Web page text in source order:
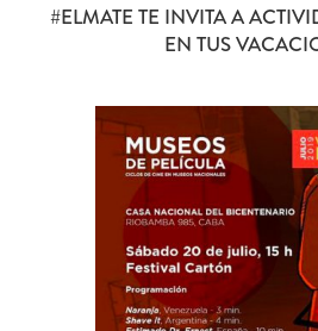
#ELMATE TE INVITA A
EN TUS